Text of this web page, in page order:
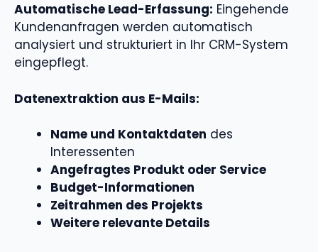
Automatische Lead-Erfassung: Eingehende
Kundenanfragen werden automatisch
analysiert und strukturiert in Ihr CRM-System
eingepflegt.
Datenextraktion aus E-Mails:
Name und Kontaktdaten des
Interessenten
Angefragtes Produkt oder Service
Budget-Informationen
Zeitrahmen des Projekts
Weitere relevante Details